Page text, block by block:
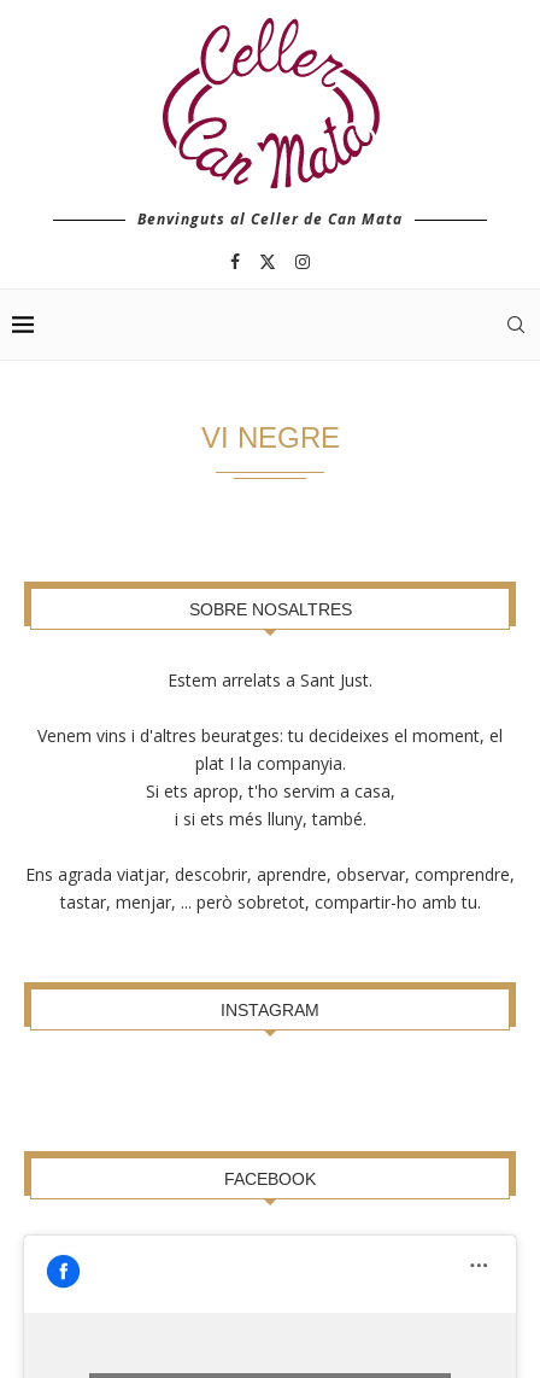
Benvinguts al Celler de Can Mata
VI NEGRE
SOBRE NOSALTRES
Estem arrelats a Sant Just.
Venem vins i d'altres beuratges: tu decideixes el moment, el
plat I la companyia.
Si ets aprop, t'ho servim a casa,
i si ets més lluny, també.
Ens agrada viatjar, descobrir, aprendre, observar, comprendre,
tastar, menjar, ... però sobretot, compartir-ho amb tu.
INSTAGRAM
FACEBOOK